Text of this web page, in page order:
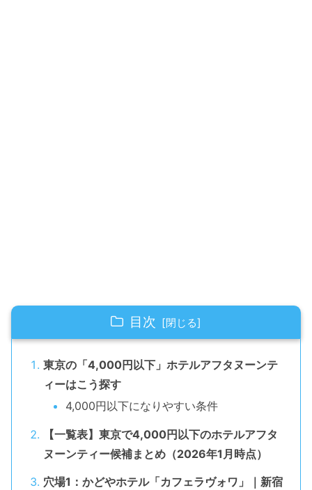
目次
東京の「4,000円以下」ホテルアフタヌーンテ
ィーはこう探す
4,000円以下になりやすい条件
【一覧表】東京で4,000円以下のホテルアフタ
ヌーンティー候補まとめ（2026年1月時点）
穴場1：かどやホテル「カフェラヴォワ」｜新宿